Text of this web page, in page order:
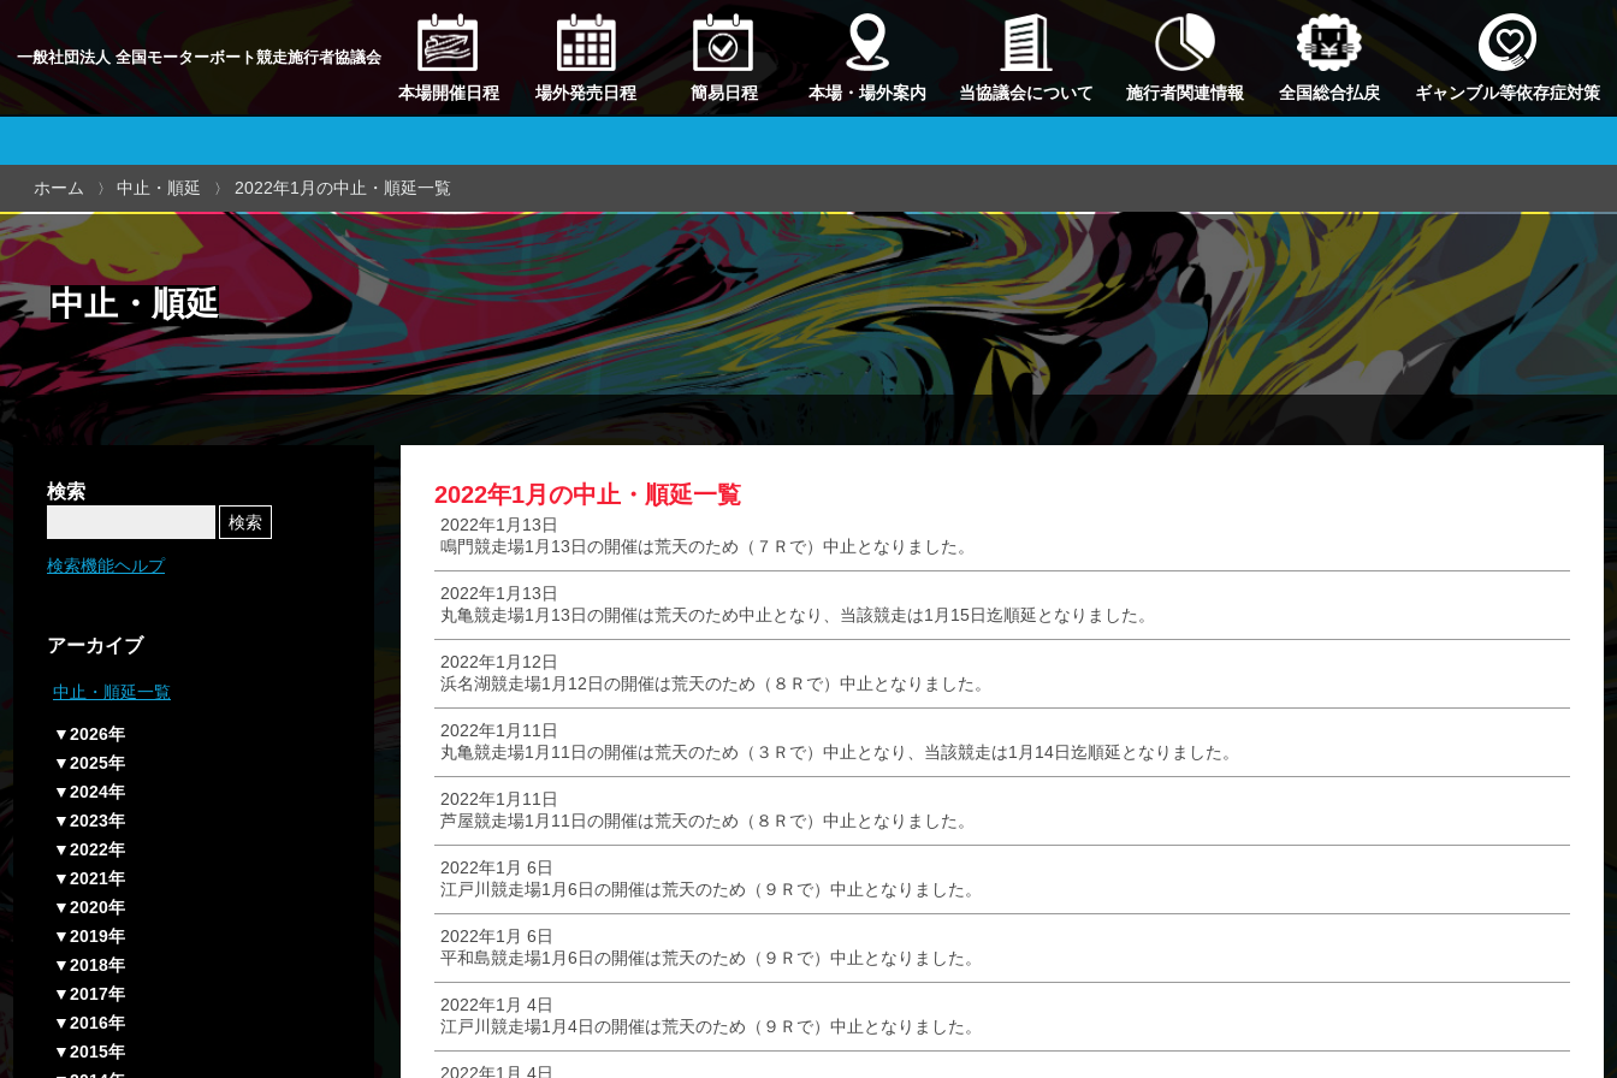
一般社団法人 全国モーターボート競走施行者協議会
本場開催日程 場外発売日程 簡易日程 本場・場外案内 当協議会について 施行者関連情報 全国総合払戻 ギャンブル等依存症対策
中止・順延
ホーム 中止・順延 2022年1月の中止・順延一覧
検索
検索機能ヘルプ
アーカイブ
中止・順延一覧
▼2026年
▼2025年
▼2024年
▼2023年
▼2022年
▼2021年
▼2020年
▼2019年
▼2018年
▼2017年
▼2016年
▼2015年
2022年1月の中止・順延一覧
2022年1月13日
鳴門競走場1月13日の開催は荒天のため（７Ｒで）中止となりました。
2022年1月13日
丸亀競走場1月13日の開催は荒天のため中止となり、当該競走は1月15日迄順延となりました。
2022年1月12日
浜名湖競走場1月12日の開催は荒天のため（８Ｒで）中止となりました。
2022年1月11日
丸亀競走場1月11日の開催は荒天のため（３Ｒで）中止となり、当該競走は1月14日迄順延となりました。
2022年1月11日
芦屋競走場1月11日の開催は荒天のため（８Ｒで）中止となりました。
2022年1月 6日
江戸川競走場1月6日の開催は荒天のため（９Ｒで）中止となりました。
2022年1月 6日
平和島競走場1月6日の開催は荒天のため（９Ｒで）中止となりました。
2022年1月 4日
江戸川競走場1月4日の開催は荒天のため（９Ｒで）中止となりました。
2022年1月 4日